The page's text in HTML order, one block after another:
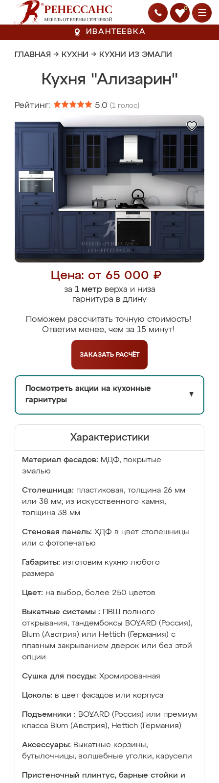
0
ИВАНТЕЕВКА
ГЛАВНАЯ → КУХНИ → КУХНИ ИЗ ЭМАЛИ
Кухня "Ализарин"
Рейтинг: 5.0 (1 голос)
Цена: от 65 000 ₽
за 1 метрверха и низа
гарнитура в длину
Поможем рассчитать точную стоимость!
Ответим менее, чем за 15 минут!
ЗАКАЗАТЬ РАСЧЁТ
Посмотреть акции на кухонные
гарнитуры
▼
Характеристики
Материал фасадов: МДФ, покрытые
эмалью
Столешница: пластиковая, толщина 26 мм
или 38 мм; из искусственного камня,
толщина 38 мм
Стеновая панель: ХДФ в цвет столешницы
или с фотопечатью
Габариты: изготовим кухню любого
размера
Цвет: на выбор, более 250 цветов
Выкатные системы :
ПВШ полного
открывания, тандембоксы BOYARD (Россия),
Blum (Австрия) или Hettich (Германия) с
плавным закрыванием дверок или без этой
опции
Сушка для посуды: Хромированная
Цоколь: в цвет фасадов или корпуса
Подъемники : BOYARD (Россия) или премиум
класса Blum (Австрия), Hettich (Германия)
Аксессуары: Выкатные корзины,
бутылочницы, волшебные уголки, карусели
Пристеночный плинтус, барные стойки и